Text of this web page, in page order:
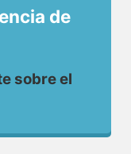
de
sobre el